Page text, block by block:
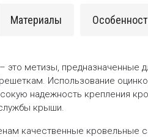
Материалы
метизы, предназначенные
Использование
надежность крепления
крыши.
качественные кровельные